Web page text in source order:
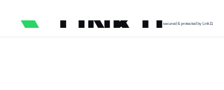
secured & protected by Link11